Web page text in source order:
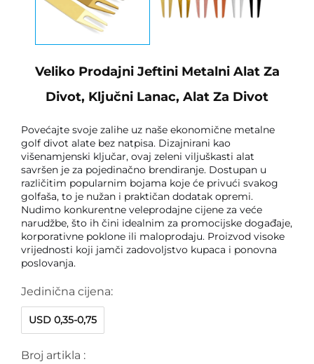
Veliko Prodajni Jeftini Metalni Alat Za
Divot, Ključni Lanac, Alat Za Divot
Povećajte svoje zalihe uz naše ekonomične metalne
golf divot alate bez natpisa. Dizajnirani kao
višenamjenski ključar, ovaj zeleni viljuškasti alat
savršen je za pojedinačno brendiranje. Dostupan u
različitim popularnim bojama koje će privući svakog
golfaša, to je nužan i praktičan dodatak opremi.
Nudimo konkurentne veleprodajne cijene za veće
narudžbe, što ih čini idealnim za promocijske događaje,
korporativne poklone ili maloprodaju. Proizvod visoke
vrijednosti koji jamči zadovoljstvo kupaca i ponovna
poslovanja.
Jedinična cijena:
USD 0,35-0,75
Broj artikla :